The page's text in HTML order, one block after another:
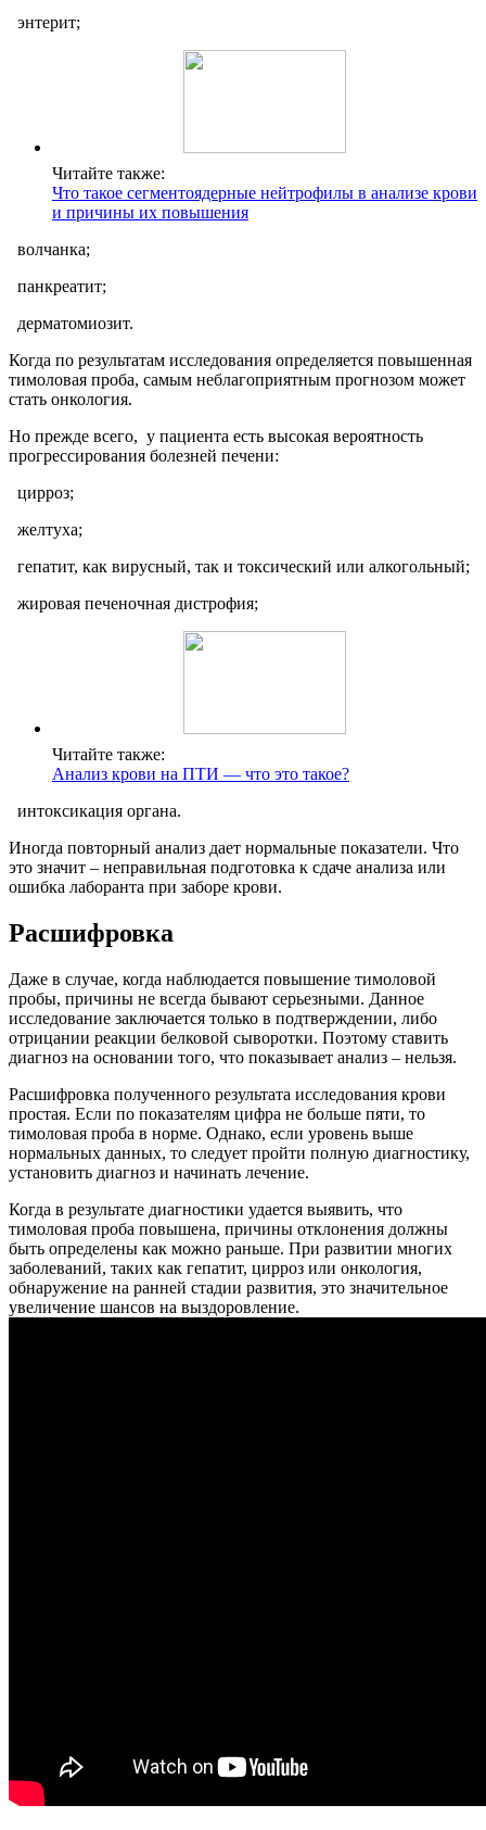
энтерит;
Читайте также:
Что такое сегментоядерные нейтрофилы в анализе крови
и причины их повышения
волчанка;
панкреатит;
дерматомиозит.
Когда по результатам исследования определяется повышенная
тимоловая проба, самым неблагоприятным прогнозом может
стать онкология.
Но прежде всего, у пациента есть высокая вероятность
прогрессирования болезней печени:
цирроз;
желтуха;
гепатит, как вирусный, так и токсический или алкогольный;
жировая печеночная дистрофия;
Читайте также:
Анализ крови на ПТИ — что это такое?
интоксикация органа.
Иногда повторный анализ дает нормальные показатели. Что
это значит – неправильная подготовка к сдаче анализа или
ошибка лаборанта при заборе крови.
Расшифровка
Даже в случае, когда наблюдается повышение тимоловой
пробы, причины не всегда бывают серьезными. Данное
исследование заключается только в подтверждении, либо
отрицании реакции белковой сыворотки. Поэтому ставить
диагноз на основании того, что показывает анализ – нельзя.
Расшифровка полученного результата исследования крови
простая. Если по показателям цифра не больше пяти, то
тимоловая проба в норме. Однако, если уровень выше
нормальных данных, то следует пройти полную диагностику,
установить диагноз и начинать лечение.
Когда в результате диагностики удается выявить, что
тимоловая проба повышена, причины отклонения должны
быть определены как можно раньше. При развитии многих
заболеваний, таких как гепатит, цирроз или онкология,
обнаружение на ранней стадии развития, это значительное
увеличение шансов на выздоровление.